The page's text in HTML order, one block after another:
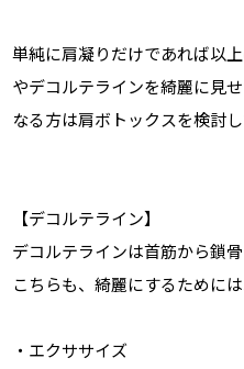
単純に肩凝りだけであれば以
やデコルテラインを綺麗に見
なる方は肩ボトックスを検討
【デコルテライン】
デコルテラインは首筋から鎖
こちらも、綺麗にするために
・エクササイズ